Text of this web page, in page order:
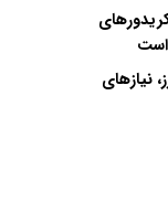
است
هم‌مرز، نیازهای